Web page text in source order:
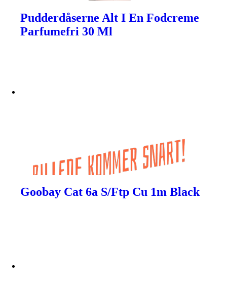
Pudderdåserne Alt I En Fodcreme
Parfumefri 30 Ml
Goobay Cat 6a S/Ftp Cu 1m Black